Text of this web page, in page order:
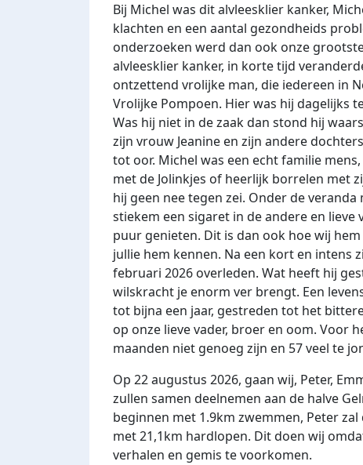
Bij Michel was dit alvleesklier kanker,
klachten en een aantal gezondheids
onderzoeken werd dan ook onze
alvleesklier kanker, in korte tijd
ontzettend vrolijke man, die iedereen in
Vrolijke Pompoen. Hier was hij dagelijks
Was hij niet in de zaak dan stond hij
zijn vrouw Jeanine en zijn andere
tot oor. Michel was een echt familie
met de Jolinkjes of heerlijk borrelen met
hij geen nee tegen zei. Onder de veranda
stiekem een sigaret in de andere en
puur genieten. Dit is dan ook hoe wij
jullie hem kennen. Na een kort en intens
februari 2026 overleden. Wat heeft hij
wilskracht je enorm ver brengt. Een
tot bijna een jaar, gestreden tot het
op onze lieve vader, broer en oom. Voor
maanden niet genoeg zijn en 57 veel te
Op 22 augustus 2026, gaan wij, Peter,
zullen samen deelnemen aan de halve
beginnen met 1.9km zwemmen, Peter
met 21,1km hardlopen. Dit doen wij
verhalen en gemis te voorkomen.